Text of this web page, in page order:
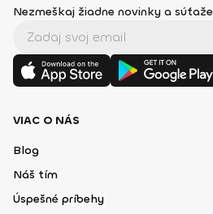
Nezmeškaj žiadne novinky a súťaže
VIAC O NÁS
Blog
Náš tím
Úspešné príbehy